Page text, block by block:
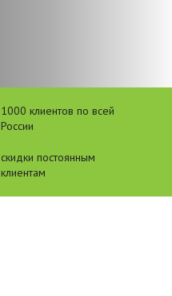
1000 клиентов по всей
России
скидки постоянным
клиентам